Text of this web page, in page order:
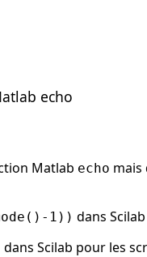
echo
Matlab echo mais
1)) dans
dans Scilab pour les